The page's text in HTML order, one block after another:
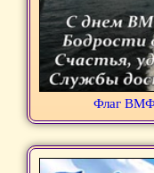
Флаг ВМФ